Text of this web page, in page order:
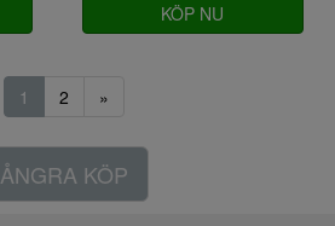
KÖP NU
1 2 »
ÅNGRA KÖP